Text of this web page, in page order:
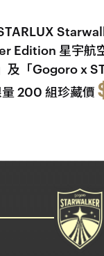
Edition 星宇航
及「Gogoro x
200 組珍藏價